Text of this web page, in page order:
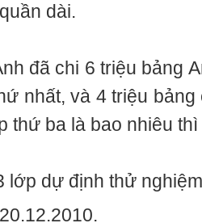
dài.
đã chi 6 triệu bảng
nhất, và 4 triệu
thứ ba là bao nhiêu
lớp dự định thử